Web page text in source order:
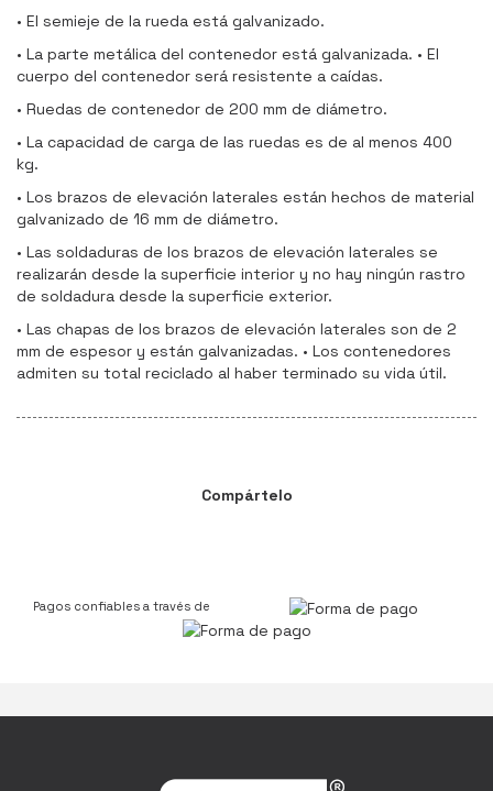
• El semieje de la rueda está galvanizado.
• La parte metálica del contenedor está galvanizada. • El
cuerpo del contenedor será resistente a caídas.
• Ruedas de contenedor de 200 mm de diámetro.
• La capacidad de carga de las ruedas es de al menos 400
kg.
• Los brazos de elevación laterales están hechos de material
galvanizado de 16 mm de diámetro.
• Las soldaduras de los brazos de elevación laterales se
realizarán desde la superficie interior y no hay ningún rastro
de soldadura desde la superficie exterior.
• Las chapas de los brazos de elevación laterales son de 2
mm de espesor y están galvanizadas. • Los contenedores
admiten su total reciclado al haber terminado su vida útil.
Compártelo
Pagos confiables a través de